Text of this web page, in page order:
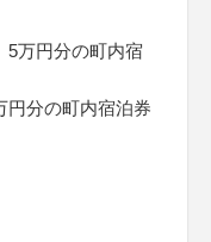
万円分の町内宿
分の町内宿泊券